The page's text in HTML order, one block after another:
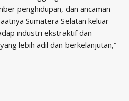
penghidupan, dan ancaman
Sumatera Selatan keluar
industri ekstraktif dan
lebih adil dan berkelanjutan,”